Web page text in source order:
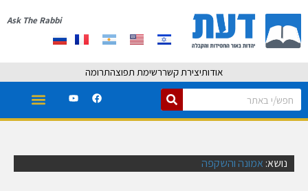
Ask The Rabbi
אודותיצירת קשררשימת תפוצהתרומה
נושא: אמונה והשקפה